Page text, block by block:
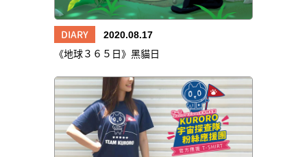
DIARY 2020.08.17
《地球３６５日》黑貓日